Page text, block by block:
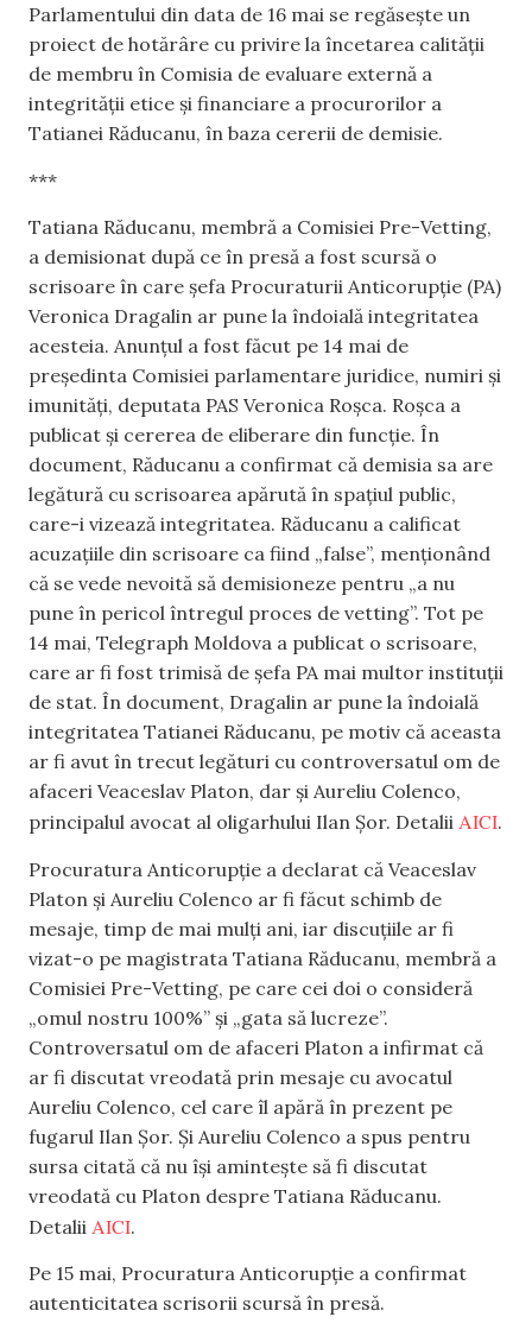
Parlamentului din data de 16 mai se regăsește un
proiect de hotărâre cu privire la încetarea calităţii
de membru în Comisia de evaluare externă a
integrităţii etice şi financiare a procurorilor a
Tatianei Răducanu, în baza cererii de demisie.
***
Tatiana Răducanu, membră a Comisiei Pre-Vetting,
a demisionat după ce în presă a fost scursă o
scrisoare în care șefa Procuraturii Anticorupție (PA)
Veronica Dragalin ar pune la îndoială integritatea
acesteia. Anunțul a fost făcut pe 14 mai de
președinta Comisiei parlamentare juridice, numiri și
imunități, deputata PAS Veronica Roșca. Roșca a
publicat și cererea de eliberare din funcție. În
document, Răducanu a confirmat că demisia sa are
legătură cu scrisoarea apărută în spațiul public,
care-i vizează integritatea. Răducanu a calificat
acuzațiile din scrisoare ca fiind „false”, menționând
că se vede nevoită să demisioneze pentru „a nu
pune în pericol întregul proces de vetting”. Tot pe
14 mai, Telegraph Moldova a publicat o scrisoare,
care ar fi fost trimisă de șefa PA mai multor instituții
de stat. În document, Dragalin ar pune la îndoială
integritatea Tatianei Răducanu, pe motiv că aceasta
ar fi avut în trecut legături cu controversatul om de
afaceri Veaceslav Platon, dar și Aureliu Colenco,
principalul avocat al oligarhului Ilan Șor. Detalii AICI.
Procuratura Anticorupție a declarat că Veaceslav
Platon și Aureliu Colenco ar fi făcut schimb de
mesaje, timp de mai mulți ani, iar discuțiile ar fi
vizat-o pe magistrata Tatiana Răducanu, membră a
Comisiei Pre-Vetting, pe care cei doi o consideră
„omul nostru 100%” și „gata să lucreze”.
Controversatul om de afaceri Platon a infirmat că
ar fi discutat vreodată prin mesaje cu avocatul
Aureliu Colenco, cel care îl apără în prezent pe
fugarul Ilan Șor. Și Aureliu Colenco a spus pentru
sursa citată că nu își amintește să fi discutat
vreodată cu Platon despre Tatiana Răducanu.
Detalii AICI.
Pe 15 mai, Procuratura Anticorupție a confirmat
autenticitatea scrisorii scursă în presă.